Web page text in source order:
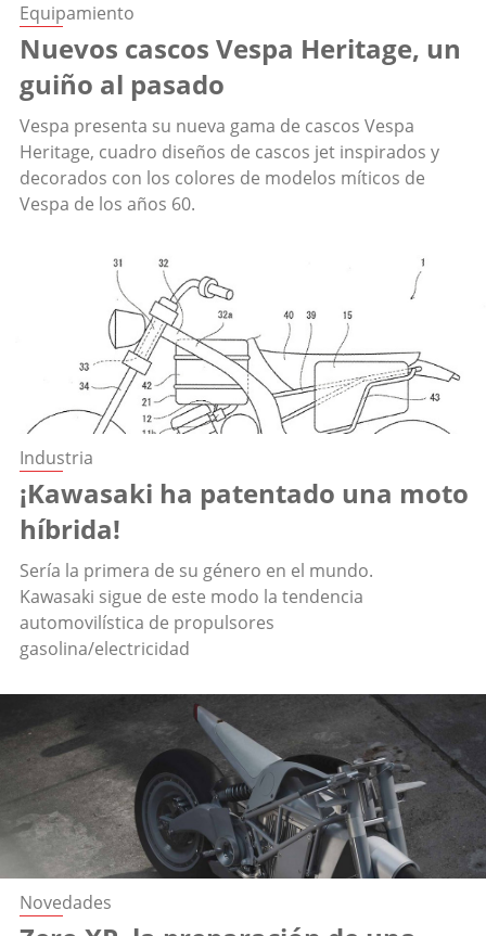
Equipamiento
Nuevos cascos Vespa Heritage, un
guiño al pasado
Vespa presenta su nueva gama de cascos Vespa
Heritage, cuadro diseños de cascos jet inspirados y
decorados con los colores de modelos míticos de
Vespa de los años 60.
Industria
¡Kawasaki ha patentado una moto
híbrida!
Sería la primera de su género en el mundo.
Kawasaki sigue de este modo la tendencia
automovilística de propulsores
gasolina/electricidad
Novedades